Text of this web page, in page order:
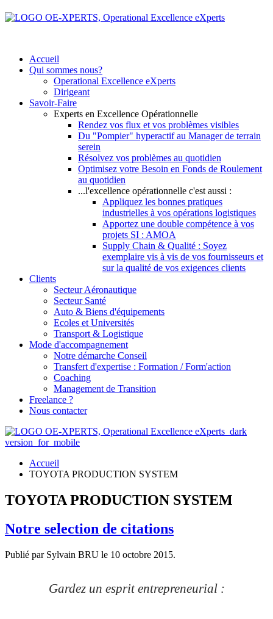
Accueil
Qui sommes nous?
Operational Excellence eXperts
Dirigeant
Savoir-Faire
Experts en Excellence Opérationnelle
Rendez vos flux et vos problèmes visibles
Du "Pompier" hyperactif au Manager de terrain
serein
Résolvez vos problèmes au quotidien
Optimisez votre Besoin en Fonds de Roulement
au quotidien
...l'excellence opérationnelle c'est aussi :
Appliquez les bonnes pratiques
industrielles à vos opérations logistiques
Apportez une double compétence à vos
projets SI : AMOA
Supply Chain & Qualité : Soyez
exemplaire vis à vis de vos fournisseurs et
sur la qualité de vos exigences clients
Clients
Secteur Aéronautique
Secteur Santé
Auto & Biens d'équipements
Ecoles et Universités
Transport & Logistique
Mode d'accompagnement
Notre démarche Conseil
Transfert d'expertise : Formation / Form'action
Coaching
Management de Transition
Freelance ?
Nous contacter
Accueil
TOYOTA PRODUCTION SYSTEM
TOYOTA PRODUCTION SYSTEM
Notre selection de citations
Publié par Sylvain BRU le 10 octobre 2015.
Gardez un esprit entrepreneurial :